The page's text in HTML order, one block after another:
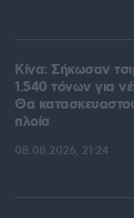
Κίνα: Σήκωσαν
1.540 τόνων για
Θα
πλοία
08.08.2026, 21:24